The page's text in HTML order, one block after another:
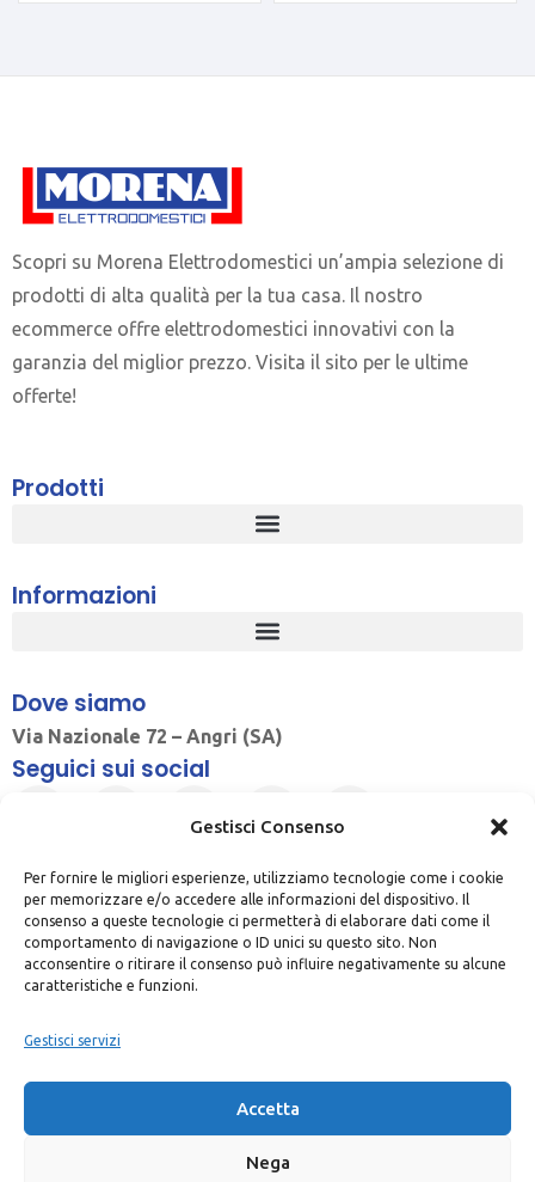
Gestisci Consenso
Per fornire le migliori esperienze, utilizziamo tecnologie come i cookie
per memorizzare e/o accedere alle informazioni del dispositivo. Il
consenso a queste tecnologie ci permetterà di elaborare dati come il
comportamento di navigazione o ID unici su questo sito. Non
acconsentire o ritirare il consenso può influire negativamente su alcune
caratteristiche e funzioni.
Gestisci servizi
Accetta
Nega
Scopri su Morena Elettrodomestici un’ampia selezione di
prodotti di alta qualità per la tua casa. Il nostro
ecommerce offre elettrodomestici innovativi con la
garanzia del miglior prezzo. Visita il sito per le ultime
offerte!
Prodotti
Informazioni
Dove siamo
Via Nazionale 72 – Angri (SA)
Seguici sui social
MORENA S.R.L.S. – Sede Legale e Sede Operativa: Via Nazionale, 72 –
447924– Capitale Sociale i.v. € 6.000,00 | Made with
Messaggio pubblicitario con finalità promozionale. Al fine di gestire le tue spese in modo
contrattuali, facendo riferimento alle Informazioni Europee di Base sul Credito ai